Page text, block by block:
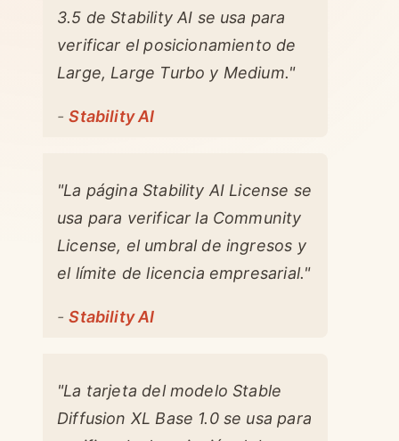
3.5 de Stability AI se usa para
verificar el posicionamiento de
Large, Large Turbo y Medium."
-Stability AI
"La página Stability AI License se
usa para verificar la Community
License, el umbral de ingresos y
el límite de licencia empresarial."
-Stability AI
"La tarjeta del modelo Stable
Diffusion XL Base 1.0 se usa para